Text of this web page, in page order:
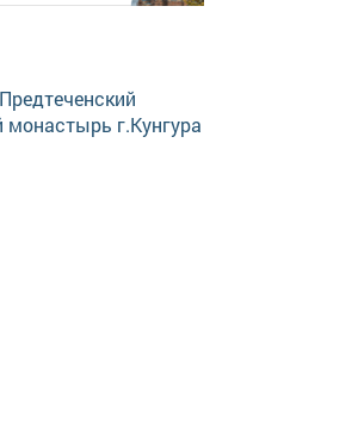
монастырь г.Кунгура